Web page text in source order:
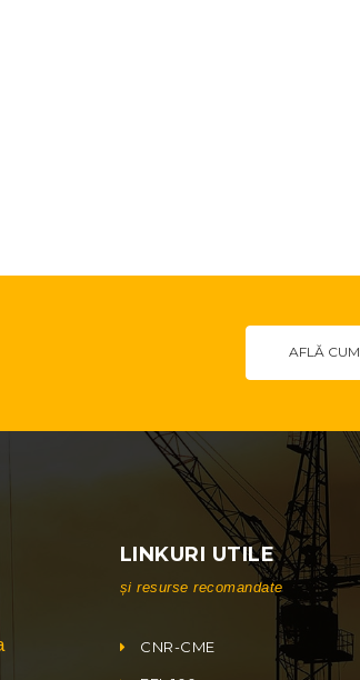
AFLĂ CUM
LINKURI UTILE
și resurse recomandate
CNR-CME